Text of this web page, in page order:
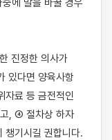
에 말을 바꿀 경우
진정한 의사가
있다면 양육사항
자료 등 금전적인
, ④ 절차상 하자
챙기시길 권합니다.